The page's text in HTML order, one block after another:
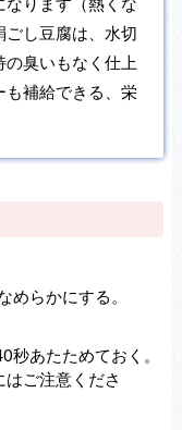
ごし豆腐は、水切
の臭いもなく仕上
も補給できる、栄
めらかにする。
あたためておく。
はご注意くださ